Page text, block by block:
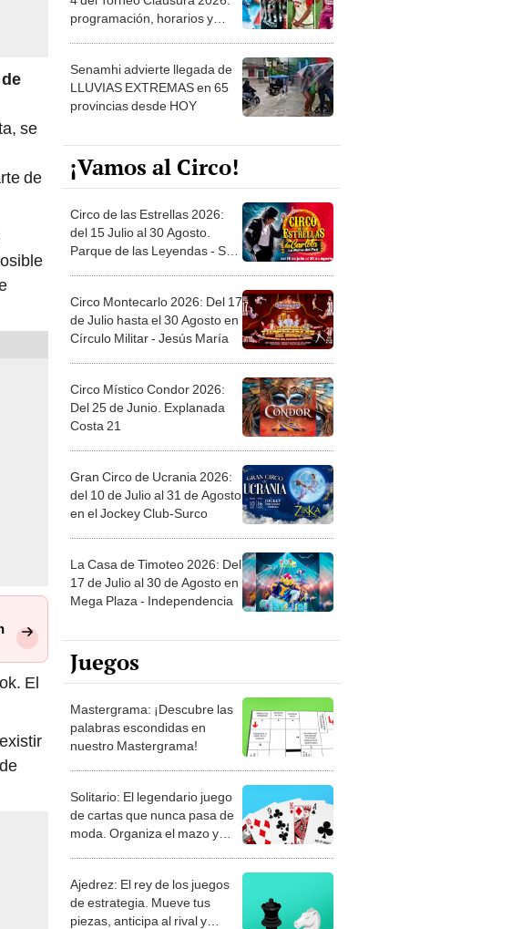
se
de
El
programación, horarios y
Senamhi advierte llegada de
LLUVIAS EXTREMAS en 65
provincias desde HOY
¡Vamos al Circo!
Circo de las Estrellas 2026:
del 15 Julio al 30 Agosto.
Parque de las Leyendas - San
Circo Montecarlo 2026: Del 17
de Julio hasta el 30 Agosto en
Círculo Militar - Jesús María
Circo Místico Condor 2026:
Del 25 de Junio. Explanada
Costa 21
Gran Circo de Ucrania 2026:
del 10 de Julio al 31 de Agosto
en el Jockey Club-Surco
La Casa de Timoteo 2026: Del
17 de Julio al 30 de Agosto en
Mega Plaza - Independencia
Juegos
Mastergrama: ¡Descubre las
palabras escondidas en
nuestro Mastergrama!
Solitario: El legendario juego
de cartas que nunca pasa de
moda. Organiza el mazo y
Ajedrez: El rey de los juegos
de estrategia. Mueve tus
piezas, anticipa al rival y